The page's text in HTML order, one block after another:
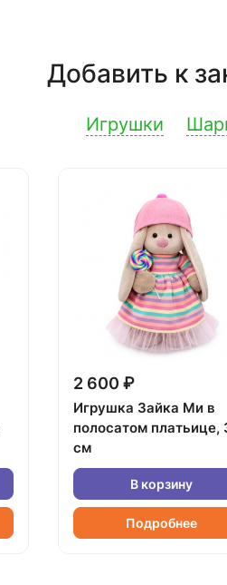
Добавить к
Игрушки
2 600 ₽
Игрушка Зайка Ми в
полосатом платьице,
см
В корзину
Подробнее